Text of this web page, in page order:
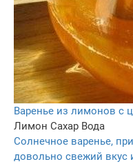
Варенье из лимонов с
Лимон Сахар Вода
Солнечное варенье,
довольно свежий вкус